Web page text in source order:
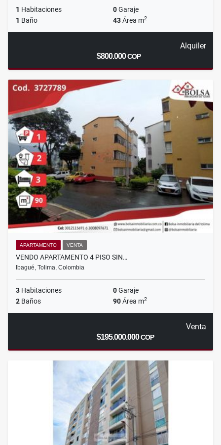
1 Habitaciones 0Garaje
1 Baño 43Área m2
Alquiler
$800.000COP
APARTAMENTO VENTA
VENDO APARTAMENTO 4 PISO SIN…
Ibagué, Tolima, Colombia
3 Habitaciones 0Garaje
2 Baños 90Área m2
Venta
$195.000.000COP